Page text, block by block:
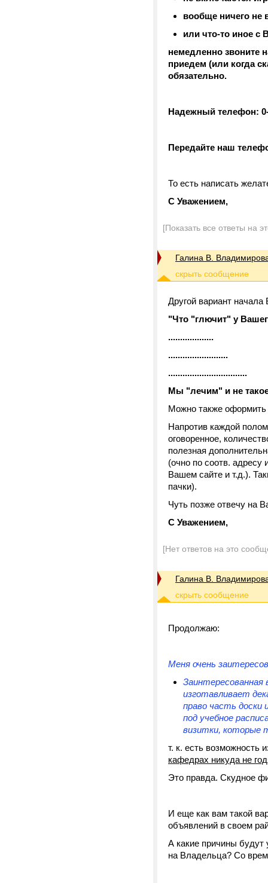
вообще ничего не
или что-то иное с
немедленно
приедем (или когда
обязательно.
Надежный телефон:
Передайте наш
То есть написать
С Уважением,
[Показать все ответы на
Галина В.
Другой вариант
"Что "глючит" у
...................
.........................
.................................
Мы "лечим" и не
Можно также
Напротив каждой
оговоренное,
полезная
(очно по соотв.
Вашем сайте и т.д.).
пачки).
Чуть позже отвечу на
С Уважением,
[Нет ответов на это
Галина В.
Продолжаю:
Меня очень
Заинтересованная
изготавливает
право часть доски
под учебное
визитки, которые
т. к. есть возможность
кафедрах никуда не
Это правда. Скудное
И еще как вам такой
объявлений в своем
А какие причины будут
на Владельца? Со